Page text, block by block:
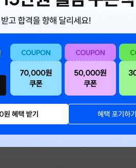
제4회 필기시험 주요 안내사항
수험자 작품 해체 협조 사항 안내
활용 가능 계산기 안내
시험 응지료 지원사업 안내(한국산업인력공단)